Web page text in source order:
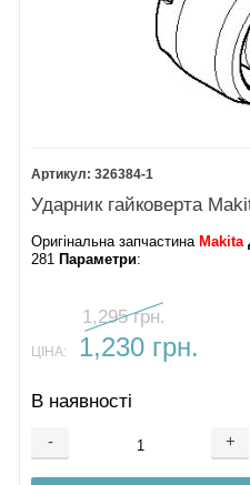
326384-1
Ударник гайковерта
Оригінальна запчастина Makita
281 Параметри:
1,295 грн.
ЦІНА: 1,230 грн.
В наявності
- +